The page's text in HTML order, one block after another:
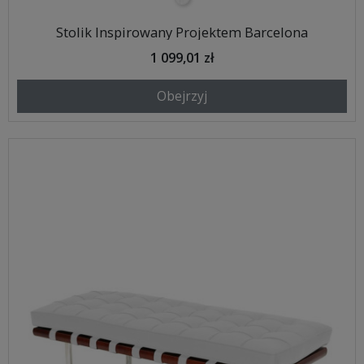
Stolik Inspirowany Projektem Barcelona
1 099,01 zł
Obejrzyj